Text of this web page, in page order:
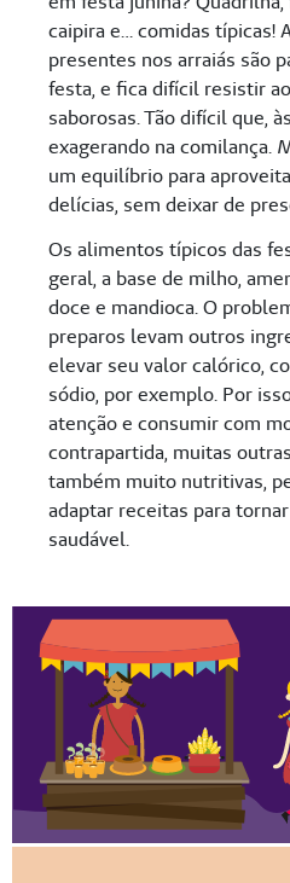
caipira e… comidas típicas!
presentes nos arraiás são
festa, e fica difícil resistir
saborosas. Tão difícil que,
exagerando na comilança.
um equilíbrio para
delícias, sem deixar de
Os alimentos típicos das
geral, a base de milho,
doce e mandioca. O
preparos levam outros
elevar seu valor calórico,
sódio, por exemplo. Por
atenção e consumir com
contrapartida, muitas
também muito nutritivas,
adaptar receitas para
saudável.